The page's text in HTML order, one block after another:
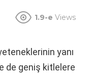
1.9-e Views
yanı
de geniş kitlelere